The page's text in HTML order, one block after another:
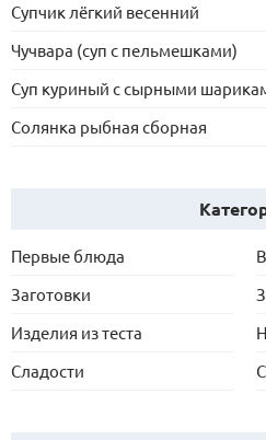
Супчик лёгкий весенний
Чучвара (суп с пельмешками)
Суп куриный с сырными
Солянка рыбная сборная
Первые блюда
Заготовки
Изделия из теста
Сладости